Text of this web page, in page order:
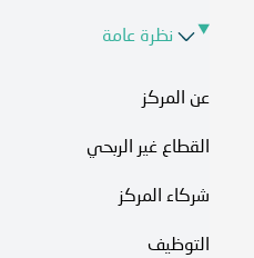
نظرة عامة
عن المركز
القطاع غير الربحي
شركاء المركز
التوظيف